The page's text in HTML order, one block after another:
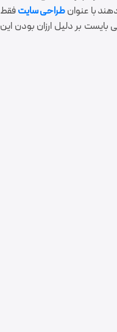
با عنوانطراحی سایتفقط
می بایست بر دلیل ارزان بودن این